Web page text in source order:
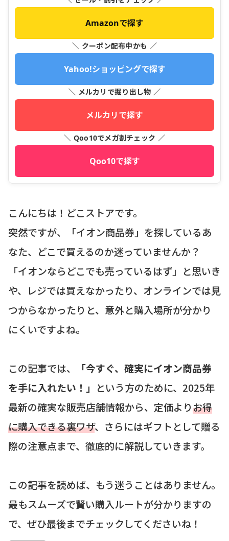
Amazonで探す
＼ クーポン配布中かも ／
Yahoo!ショッピングで探す
＼ メルカリで掘り出し物 ／
メルカリで探す
＼ Qoo10でメガ割チェック ／
Qoo10で探す
こんにちは！どこストアです。
突然ですが、「イオン商品券」を探しているあ
なた、どこで買えるのか迷っていませんか？
「イオンならどこでも売っているはず」と思いき
や、レジでは買えなかったり、オンラインでは見
つからなかったりと、意外と購入場所が分かり
にくいですよね。
この記事では、
「今すぐ、確実にイオン商品券
を手に入れたい！」 という方のために、2025年
最新の確実な販売店舗情報から、定価よりお得
に購入できる裏ワザ、さらにはギフトとして贈る
際の注意点まで、徹底的に解説していきます。
この記事を読めば、もう迷うことはありません。
最もスムーズで賢い購入ルートが分かりますの
で、ぜひ最後までチェックしてくださいね！